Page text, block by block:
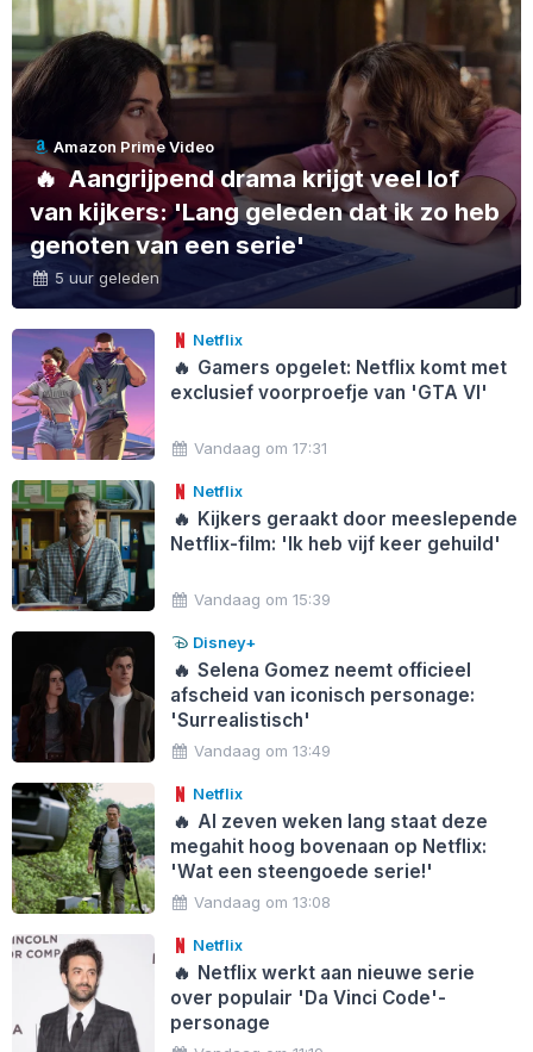
Amazon Prime Video
🔥Aangrijpend drama krijgt veel lof
van kijkers: 'Lang geleden dat ik zo heb
genoten van een serie'
5 uur geleden
Netflix
🔥 Gamers opgelet: Netflix komt met
exclusief voorproefje van 'GTA VI'
Vandaag om 17:31
Netflix
🔥 Kijkers geraakt door meeslepende
Netflix-film: 'Ik heb vijf keer gehuild'
Vandaag om 15:39
Disney+
🔥 Selena Gomez neemt officieel
afscheid van iconisch personage:
'Surrealistisch'
Vandaag om 13:49
Netflix
🔥 Al zeven weken lang staat deze
megahit hoog bovenaan op Netflix:
'Wat een steengoede serie!'
Vandaag om 13:08
Netflix
🔥 Netflix werkt aan nieuwe serie
over populair 'Da Vinci Code'-
personage